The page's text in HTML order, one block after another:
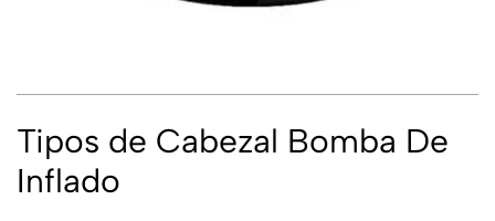
Tipos de Cabezal Bomba De
Inflado